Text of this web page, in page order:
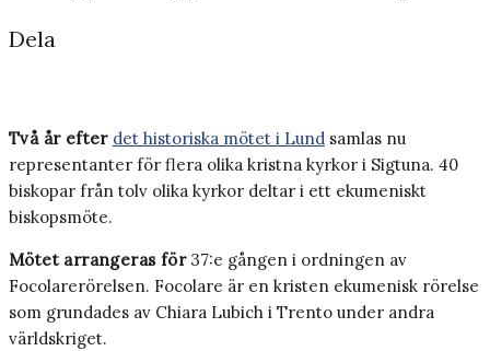
Dela
Två år efter det historiska mötet i Lundsamlas nu
representanter för flera olika kristna kyrkor i Sigtuna. 40
biskopar från tolv olika kyrkor deltar i ett ekumeniskt
biskopsmöte.
Mötet arrangeras för37:e gången i ordningen av
Focolarerörelsen. Focolare är en kristen ekumenisk rörelse
som grundades av Chiara Lubich i Trento under andra
världskriget.